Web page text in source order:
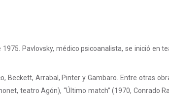
Pavlovsky, médico psicoanalista, se inició en
Beckett, Arrabal, Pinter y Gambaro. Entre otras
teatro Agón), “Último match” (1970, Conrado